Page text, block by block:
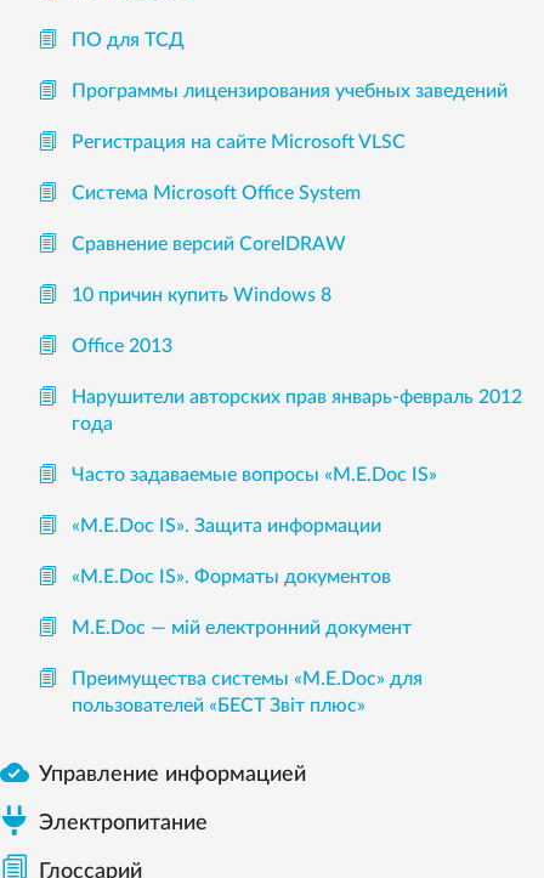
ПО для ТСД
Программы лицензирования учебных заведений
Регистрация на сайте Microsoft VLSC
Система Microsoft Office System
Сравнение версий CorelDRAW
10 причин купить Windows 8
Office 2013
Нарушители авторских прав январь-февраль 2012
года
Часто задаваемые вопросы «М.Е.Doc IS»
«M.E.Doc IS». Защита информации
«M.E.Doc IS». Форматы документов
М.Е.Doc — мій електронний документ
Преимущества системы «М.Е.Doc» для
пользователей «БЕСТ Звіт плюс»
 Управление информацией
Электропитание
Глоссарий